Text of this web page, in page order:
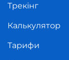
Трекінг
Калькулятор
Тарифи